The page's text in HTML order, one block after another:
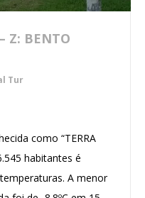
Z: BENTO
Tur
como “TERRA
habitantes é
A menor